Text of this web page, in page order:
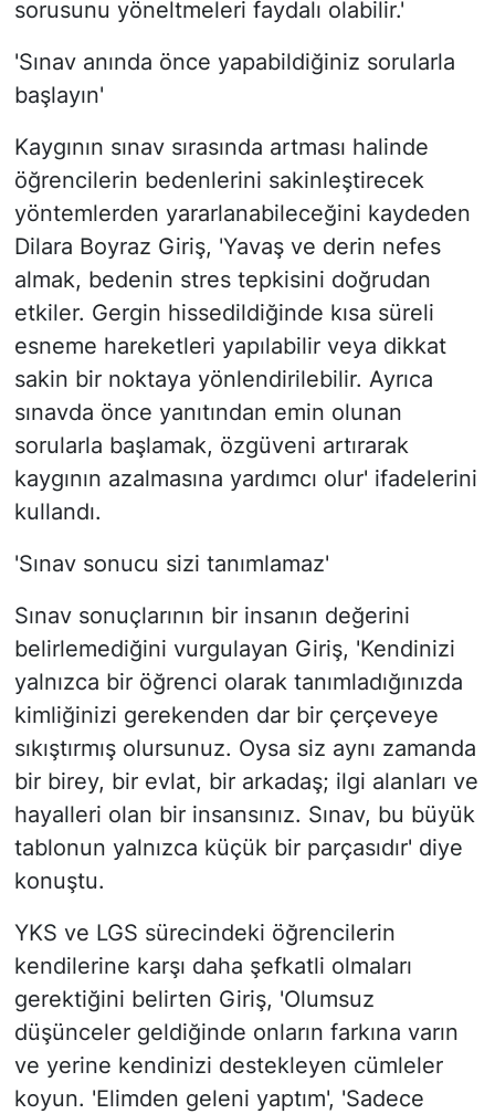
sorusunu yöneltmeleri faydalı olabilir.'
'Sınav anında önce yapabildiğiniz sorularla
başlayın'
Kaygının sınav sırasında artması halinde
öğrencilerin bedenlerini sakinleştirecek
yöntemlerden yararlanabileceğini kaydeden
Dilara Boyraz Giriş, 'Yavaş ve derin nefes
almak, bedenin stres tepkisini doğrudan
etkiler. Gergin hissedildiğinde kısa süreli
esneme hareketleri yapılabilir veya dikkat
sakin bir noktaya yönlendirilebilir. Ayrıca
sınavda önce yanıtından emin olunan
sorularla başlamak, özgüveni artırarak
kaygının azalmasına yardımcı olur' ifadelerini
kullandı.
'Sınav sonucu sizi tanımlamaz'
Sınav sonuçlarının bir insanın değerini
belirlemediğini vurgulayan Giriş, 'Kendinizi
yalnızca bir öğrenci olarak tanımladığınızda
kimliğinizi gerekenden dar bir çerçeveye
sıkıştırmış olursunuz. Oysa siz aynı zamanda
bir birey, bir evlat, bir arkadaş; ilgi alanları ve
hayalleri olan bir insansınız. Sınav, bu büyük
tablonun yalnızca küçük bir parçasıdır' diye
konuştu.
YKS ve LGS sürecindeki öğrencilerin
kendilerine karşı daha şefkatli olmaları
gerektiğini belirten Giriş, 'Olumsuz
düşünceler geldiğinde onların farkına varın
ve yerine kendinizi destekleyen cümleler
koyun. 'Elimden geleni yaptım', 'Sadece